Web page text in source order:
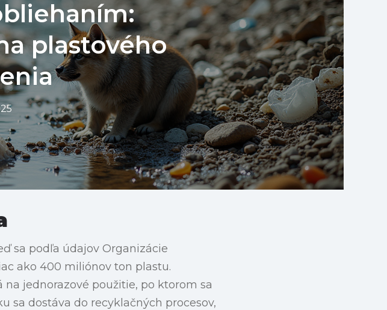
plastového
sa podľa údajov Organizácie
ako 400 miliónov ton plastu.
jednorazové použitie, po ktorom sa
sa dostáva do recyklačných procesov,